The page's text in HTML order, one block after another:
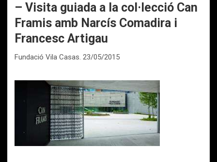
– Visita guiada a la col·lecció Can
Framis amb Narcís Comadira i
Francesc Artigau
Fundació Vila Casas. 23/05/2015